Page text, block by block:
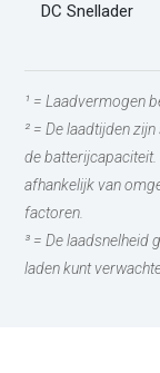
DC Snellader
¹ = Laadvermogen
² = De laadtijden
de
afhankelijk van
factoren.
³ = De laadsnelheid
laden kunt